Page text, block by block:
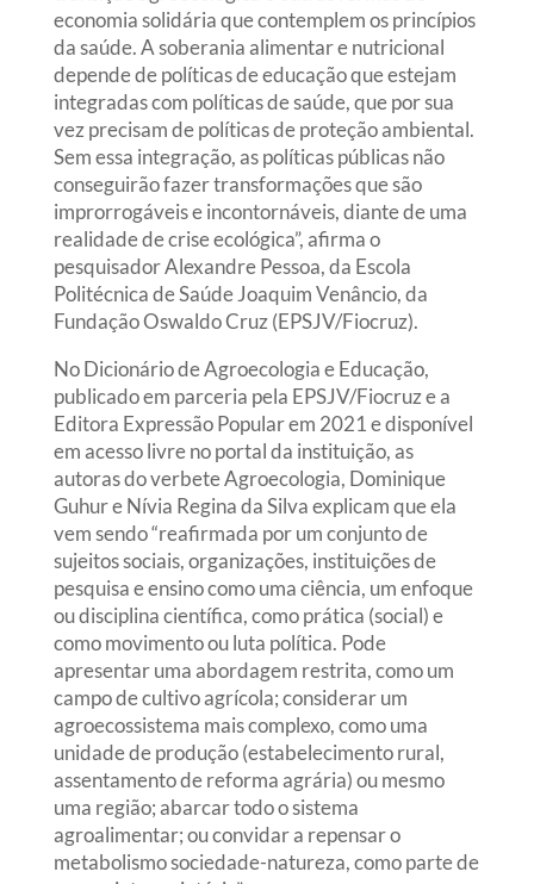
economia solidária que contemplem os princípios
da saúde. A soberania alimentar e nutricional
depende de políticas de educação que estejam
integradas com políticas de saúde, que por sua
vez precisam de políticas de proteção ambiental.
Sem essa integração, as políticas públicas não
conseguirão fazer transformações que são
improrrogáveis e incontornáveis, diante de uma
realidade de crise ecológica”, afirma o
pesquisador Alexandre Pessoa, da Escola
Politécnica de Saúde Joaquim Venâncio, da
Fundação Oswaldo Cruz (EPSJV/Fiocruz).
No Dicionário de Agroecologia e Educação,
publicado em parceria pela EPSJV/Fiocruz e a
Editora Expressão Popular em 2021 e disponível
em acesso livre no portal da instituição, as
autoras do verbete Agroecologia, Dominique
Guhur e Nívia Regina da Silva explicam que ela
vem sendo “reafirmada por um conjunto de
sujeitos sociais, organizações, instituições de
pesquisa e ensino como uma ciência, um enfoque
ou disciplina científica, como prática (social) e
como movimento ou luta política. Pode
apresentar uma abordagem restrita, como um
campo de cultivo agrícola; considerar um
agroecossistema mais complexo, como uma
unidade de produção (estabelecimento rural,
assentamento de reforma agrária) ou mesmo
uma região; abarcar todo o sistema
agroalimentar; ou convidar a repensar o
metabolismo sociedade-natureza, como parte de